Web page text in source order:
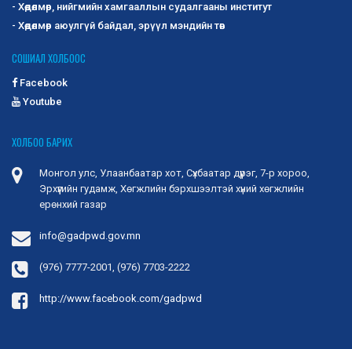
- Хөдөлмөр, нийгмийн хамгааллын судалгааны институт
- Хөдөлмөр аюулгүй байдал, эрүүл мэндийн төв
СОШИАЛ ХОЛБООС
Facebook
Youtube
ХОЛБОО БАРИХ
Монгол улс, Улаанбаатар хот, Сүхбаатар дүүрэг, 7-р хороо,
Эрхүүгийн гудамж, Хөгжлийн бэрхшээлтэй хүний хөгжлийн
ерөнхий газар
info@gadpwd.gov.mn
(976) 7777-2001, (976) 7703-2222
http://www.facebook.com/gadpwd